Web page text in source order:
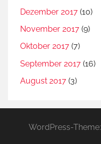
Dezember 2017 (10)
November 2017 (9)
Oktober 2017 (7)
September 2017 (16)
August 2017 (3)
WordPress-